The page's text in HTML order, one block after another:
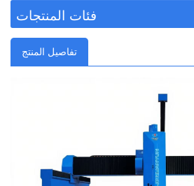
فئات المنتجات
تفاصيل المنتج